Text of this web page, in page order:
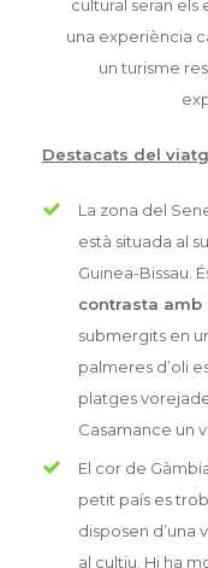
cultural seran els
una experiència
un turisme
Destacats del
La zona del
està situada al
Guinea-Bissau.
contrasta amb
submergits en
palmeres d’oli
platges
Casamance un
El cor de
petit país es
disposen d’una
al cultiu. Hi ha